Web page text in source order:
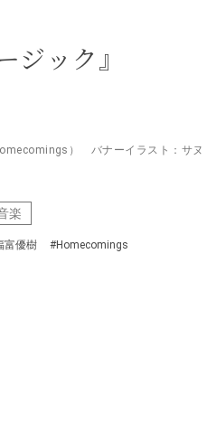
ジック』
） バナーイラスト：サヌ
楽
富優樹 #Homecomings